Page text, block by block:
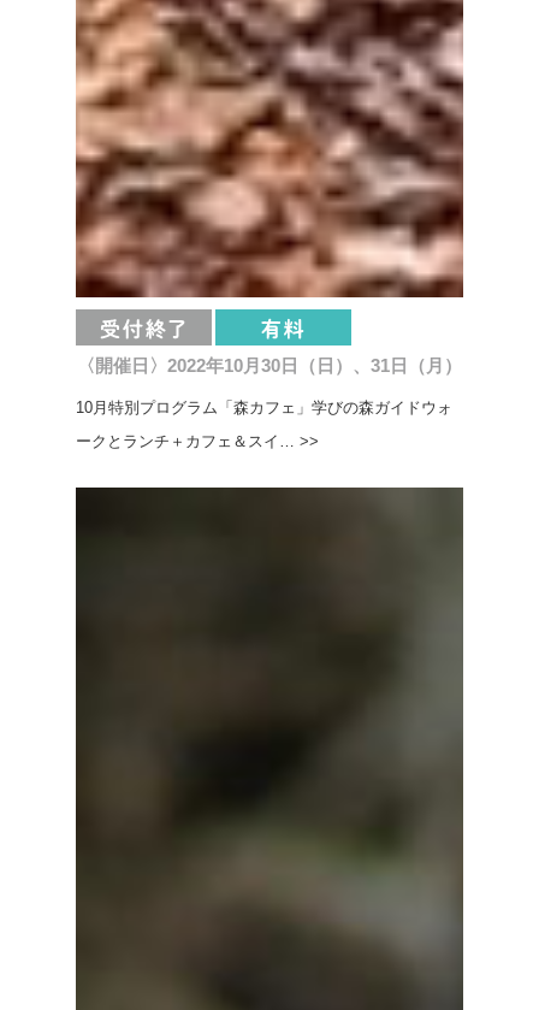
〈開催日〉2022年10月30日（日）、31日（月）
10月特別プログラム「森カフェ」学びの森ガイドウォ
ークとランチ＋カフェ＆スイ… >>